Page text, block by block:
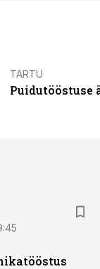
TARTU
Puidutööstuse